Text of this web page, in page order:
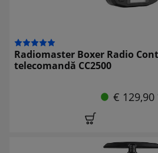
Radiomaster Boxer Radio
telecomandă CC2500
€ 129,90